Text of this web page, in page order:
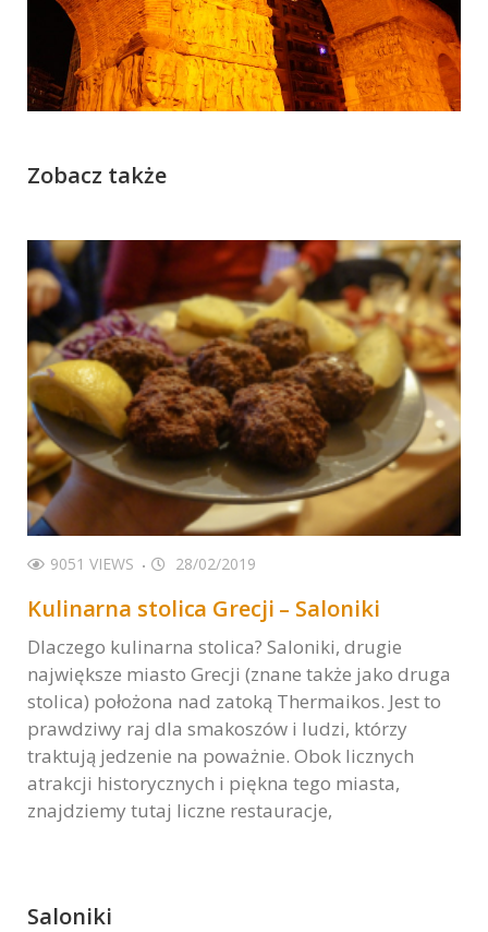
Zobacz także
9051 VIEWS 28/02/2019
Kulinarna stolica Grecji – Saloniki
Dlaczego kulinarna stolica? Saloniki, drugie
największe miasto Grecji (znane także jako druga
stolica) położona nad zatoką Thermaikos. Jest to
prawdziwy raj dla smakoszów i ludzi, którzy
traktują jedzenie na poważnie. Obok licznych
atrakcji historycznych i piękna tego miasta,
znajdziemy tutaj liczne restauracje,
Saloniki